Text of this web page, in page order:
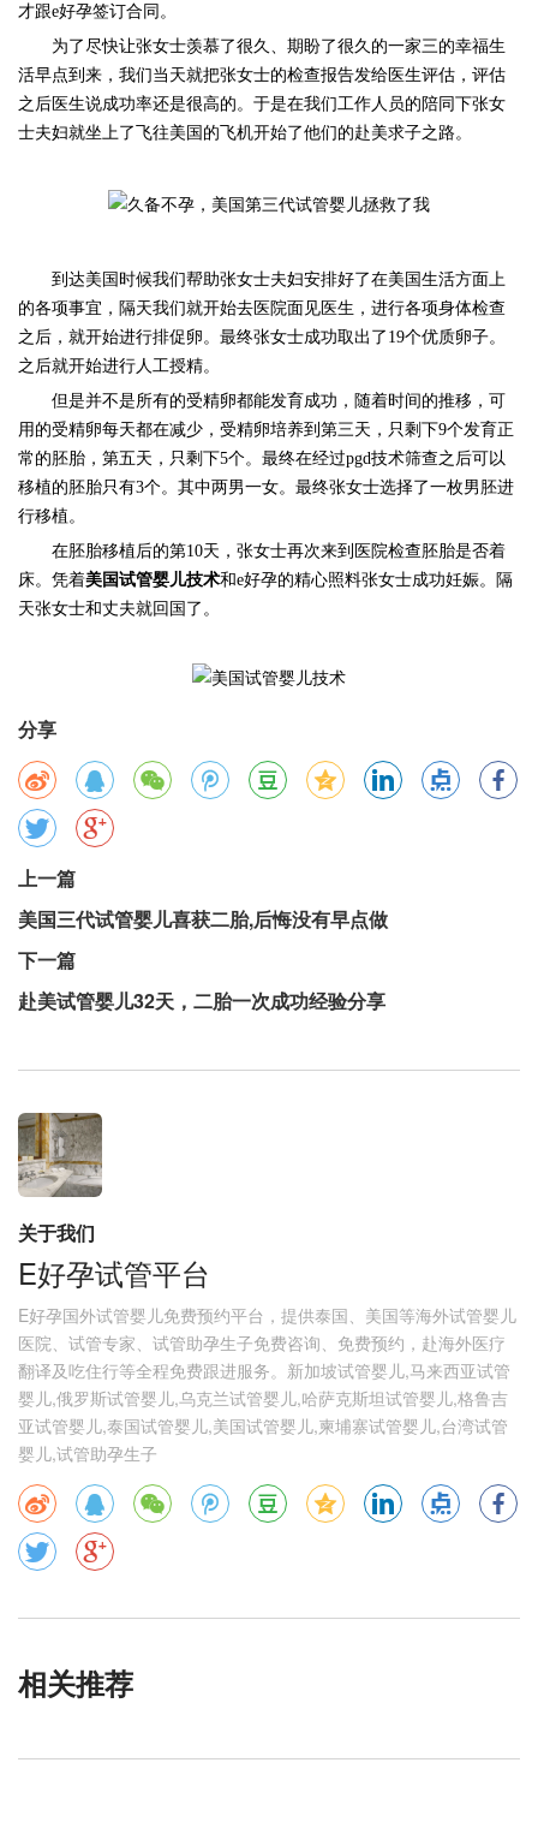
才跟e好孕签订合同。
为了尽快让张女士羡慕了很久、期盼了很久的一家三的幸福生
活早点到来，我们当天就把张女士的检查报告发给医生评估，评估
之后医生说成功率还是很高的。于是在我们工作人员的陪同下张女
士夫妇就坐上了飞往美国的飞机开始了他们的赴美求子之路。
到达美国时候我们帮助张女士夫妇安排好了在美国生活方面上
的各项事宜，隔天我们就开始去医院面见医生，进行各项身体检查
之后，就开始进行排促卵。最终张女士成功取出了 19个优质卵子。
之后就开始进行人工授精。
但是并不是所有的受精卵都能发育成功，随着时间的推移，可
用的受精卵每天都在减少，受精卵培养到第三天，只剩下9个发育正
常的胚胎，第五天，只剩下5个。最终在经过pgd技术筛查之后可以
移植的胚胎只有3个。其中两男一女。最终张女士选择了一枚男胚进
行移植。
在胚胎移植后的第10天，张女士再次来到医院检查胚胎是否着
床。凭着美国试管婴儿技术和e好孕的精心照料张女士成功妊娠。隔
天张女士和丈夫就回国了。
分享
上一篇
美国三代试管婴儿喜获二胎,后悔没有早点做
下一篇
赴美试管婴儿32天，二胎一次成功经验分享
关于我们
E好孕试管平台
E好孕国外试管婴儿免费预约平台，提供泰国、美国等海外试管婴儿
医院、试管专家、试管助孕生子免费咨询、免费预约，赴海外医疗
翻译及吃住行等全程免费跟进服务。新加坡试管婴儿,马来西亚试管
婴儿,俄罗斯试管婴儿,乌克兰试管婴儿,哈萨克斯坦试管婴儿,格鲁吉
亚试管婴儿,泰国试管婴儿,美国试管婴儿,柬埔寨试管婴儿,台湾试管
婴儿,试管助孕生子
相关推荐